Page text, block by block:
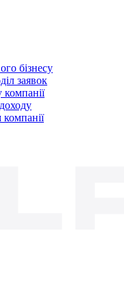
бізнесу
заявок
компанії